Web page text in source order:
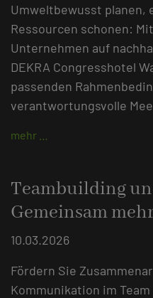
Umweltbewusst planen,
Ressourcen schonen:
Unternehmen auf
DEKRA Congresshotel
passenden
verantwortungsvolle
mehr …
Teambuilding
Gemeinsam
10.03.2026
Fördern Sie
Kommunikation im